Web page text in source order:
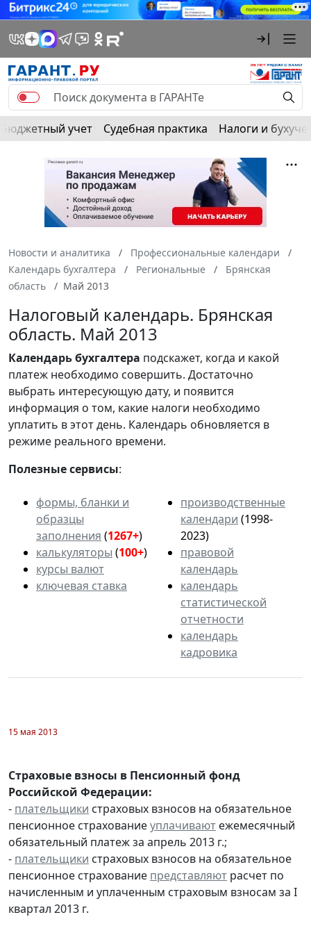
Бюджетный учет Судебная практика Налоги и
Новости и аналитика
Профессиональные календари
Календарь бухгалтера
Региональные
Брянская
область
Май 2013
Налоговый календарь. Брянская
область. Май 2013
Календарьбухгалтера подскажет, когда и какой
платеж необходимо совершить. Достаточно
выбрать интересующую дату, и появится
информация о том, какие налоги необходимо
уплатить в этот день. Календарь обновляется в
режиме реального времени.
Полезные сервисы:
формы, бланки и
образцы
заполнения (1267+)
калькуляторы (100+)
курсы валют
ключевая ставка
производственные
календари (1998-
2023)
правовой
календарь
календарь
статистической
отчетности
календарь
кадровика
15 мая 2013
Страховые взносы в Пенсионный фонд
Российской Федерации:
- плательщики страховых взносов на обязательное
пенсионное страхованиеуплачивают ежемесячный
обязательный платеж за апрель 2013 г.;
- плательщики страховых взносов на обязательное
пенсионное страхование представляют расчет по
начисленным и уплаченным страховым взносам за I
квартал 2013 г.